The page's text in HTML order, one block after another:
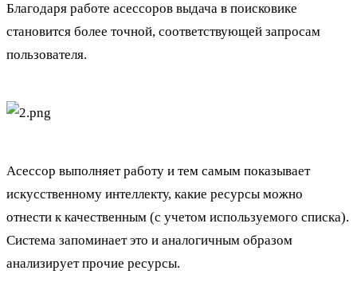
Благодаря работе асессоров выдача в поисковике
становится более точной, соответствующей запросам
пользователя.
Асессор выполняет работу и тем самым показывает
искусственному интеллекту, какие ресурсы можно
отнести к качественным (с учетом используемого списка).
Система запоминает это и аналогичным образом
анализирует прочие ресурсы.